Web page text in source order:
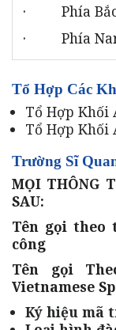
· Phía
· Phía
Tổ Hợp Các
Tổ Hợp Khối
Tổ Hợp Khối
Trường Sĩ
MỌI THÔNG
SAU:
Tên gọi theo
công
Tên gọi
Vietnamese
Ký hiệu mã